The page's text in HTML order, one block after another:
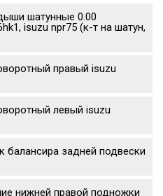
шатунные 0.00
isuzu npr75 (к-т на шатун,
правый isuzu
левый isuzu
балансира задней подвески
нижней правой подножки